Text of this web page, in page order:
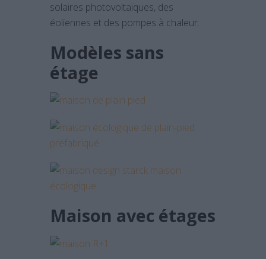
solaires photovoltaïques, des
éoliennes et des pompes à chaleur.
Modèles sans
étage
Maison avec étages